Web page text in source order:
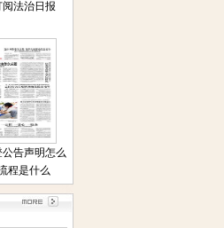
法治日报
告声明怎么
程是什么